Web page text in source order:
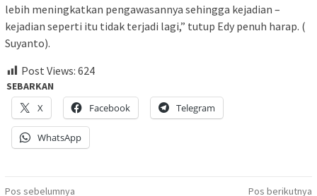
lebih meningkatkan pengawasannya sehingga kejadian –
kejadian seperti itu tidak terjadi lagi,” tutup Edy penuh harap. (
Suyanto).
Post Views: 624
SEBARKAN
X
Facebook Telegram
WhatsApp
Pos sebelumnya
Pos berikutnya